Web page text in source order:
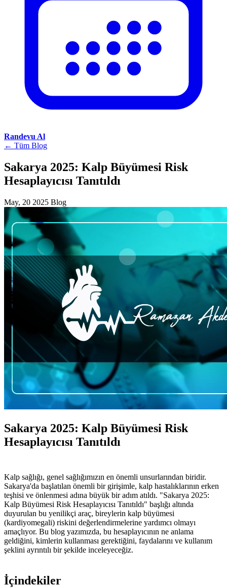
Randevu Al
← Tüm Blog
Sakarya 2025: Kalp Büyümesi Risk
Hesaplayıcısı Tanıtıldı
May, 20 2025 Blog
Sakarya 2025: Kalp Büyümesi Risk
Hesaplayıcısı Tanıtıldı
Kalp sağlığı, genel sağlığımızın en önemli unsurlarından biridir.
Sakarya'da başlatılan önemli bir girişimle, kalp hastalıklarının erken
teşhisi ve önlenmesi adına büyük bir adım atıldı. "Sakarya 2025:
Kalp Büyümesi Risk Hesaplayıcısı Tanıtıldı" başlığı altında
duyurulan bu yenilikçi araç, bireylerin kalp büyümesi
(kardiyomegali) riskini değerlendirmelerine yardımcı olmayı
amaçlıyor. Bu blog yazımızda, bu hesaplayıcının ne anlama
geldiğini, kimlerin kullanması gerektiğini, faydalarını ve kullanım
şeklini ayrıntılı bir şekilde inceleyeceğiz.
İçindekiler